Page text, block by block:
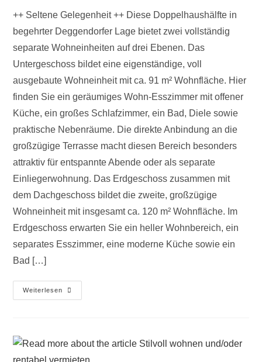
++ Seltene Gelegenheit ++ Diese Doppelhaushälfte in
begehrter Deggendorfer Lage bietet zwei vollständig
separate Wohneinheiten auf drei Ebenen. Das
Untergeschoss bildet eine eigenständige, voll
ausgebaute Wohneinheit mit ca. 91 m² Wohnfläche. Hier
finden Sie ein geräumiges Wohn-Esszimmer mit offener
Küche, ein großes Schlafzimmer, ein Bad, Diele sowie
praktische Nebenräume. Die direkte Anbindung an die
großzügige Terrasse macht diesen Bereich besonders
attraktiv für entspannte Abende oder als separate
Einliegerwohnung. Das Erdgeschoss zusammen mit
dem Dachgeschoss bildet die zweite, großzügige
Wohneinheit mit insgesamt ca. 120 m² Wohnfläche. Im
Erdgeschoss erwarten Sie ein heller Wohnbereich, ein
separates Esszimmer, eine moderne Küche sowie ein
Bad […]
Weiterlesen